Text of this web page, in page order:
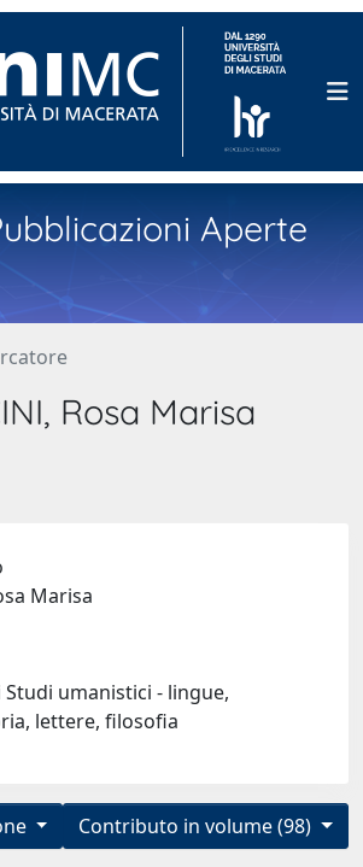
Aperte
Rosa Marisa
Marisa
umanistici - lingue,
lettere, filosofia
Contributo in volume (98)